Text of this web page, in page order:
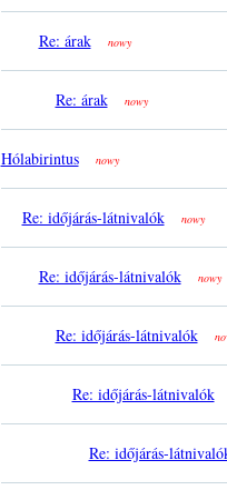
Re: árak nowy
Re: árak nowy
Hólabirintus nowy
Re: időjárás-látnivalók nowy
Re: időjárás-látnivalók nowy
Re: időjárás-látnivalók
Re: időjárás-látnivalók
Re: időjárás-